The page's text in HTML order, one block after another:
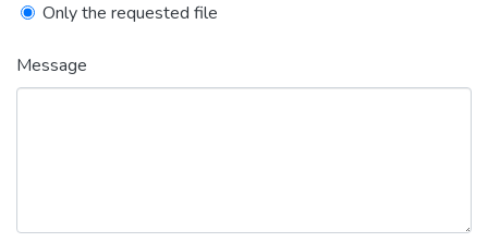
Only the requested file
Message